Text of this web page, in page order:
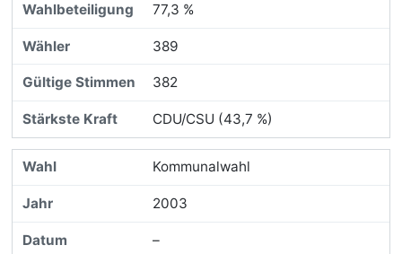
77,3 %
389
382
CDU/CSU (43,7 %)
Kommunalwahl
2003
–